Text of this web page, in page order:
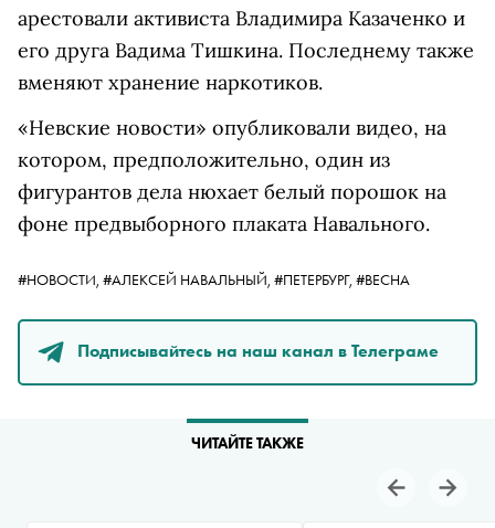
арестовали активиста Владимира Казаченко и
его друга Вадима Тишкина. Последнему также
вменяют хранение наркотиков.
«Невские новости» опубликовали видео, на
котором, предположительно, один из
фигурантов дела нюхает белый порошок на
фоне предвыборного плаката Навального.
#НОВОСТИ, #АЛЕКСЕЙ НАВАЛЬНЫЙ, #ПЕТЕРБУРГ, #ВЕСНА
Подписывайтесь на наш канал в Телеграме
ЧИТАЙТЕ ТАКЖЕ